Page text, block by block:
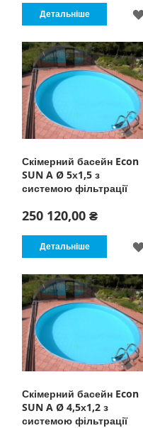
Детальніше
Скімерний басейн Econ
SUN A Ø 5х1,5 з
системою фільтрації
250 120,00 ₴
Детальніше
Скімерний басейн Econ
SUN A Ø 4,5х1,2 з
системою фільтрації